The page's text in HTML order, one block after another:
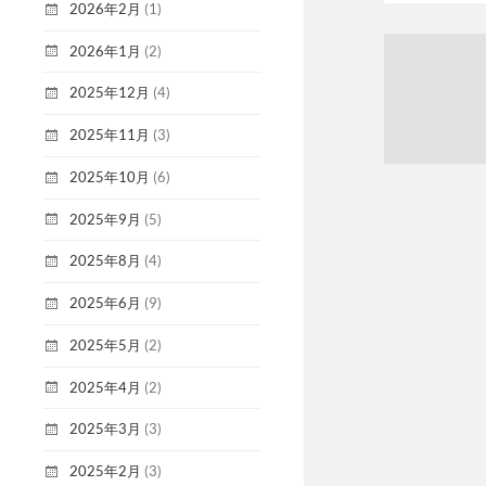
2026年2月 (1)
2026年1月 (2)
2025年12月 (4)
2025年11月 (3)
2025年10月 (6)
2025年9月 (5)
2025年8月 (4)
2025年6月 (9)
2025年5月 (2)
2025年4月 (2)
2025年3月 (3)
2025年2月 (3)